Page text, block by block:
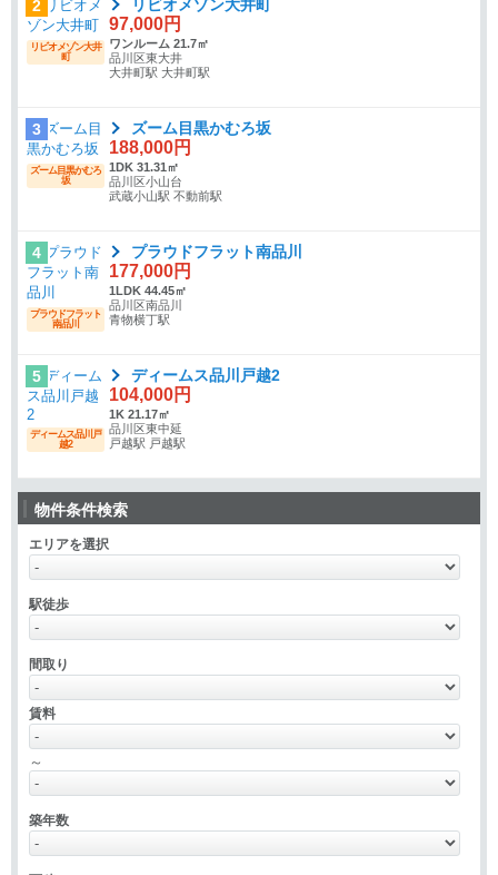
2
リビオメゾン大井
町
リビオメゾン大井町
97,000円
ワンルーム 21.7㎡
品川区東大井
大井町駅 大井町駅
3
ズーム目黒かむろ
坂
ズーム目黒かむろ坂
188,000円
1DK 31.31㎡
品川区小山台
武蔵小山駅 不動前駅
4
プラウドフラット
南品川
プラウドフラット南品川
177,000円
1LDK 44.45㎡
品川区南品川
青物横丁駅
5
ディームス品川戸
越2
ディームス品川戸越2
104,000円
1K 21.17㎡
品川区東中延
戸越駅 戸越駅
物件条件検索
エリアを選択
駅徒歩
間取り
賃料
～
築年数